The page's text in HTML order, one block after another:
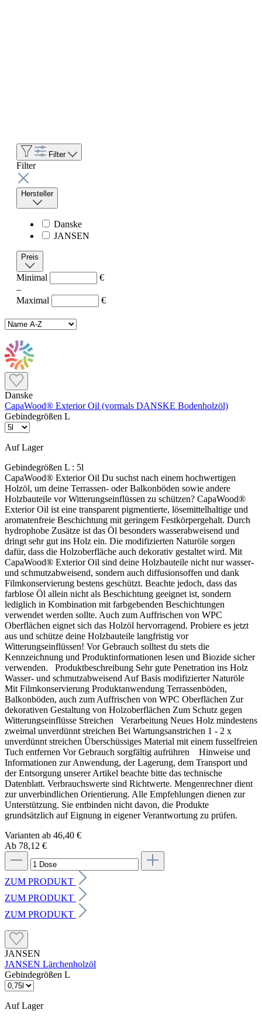
Filter
Filter
Hersteller
Danske
JANSEN
Preis
Minimal
€
–
Maximal
€
Danske
CapaWood® Exterior Oil (vormals DANSKE Bodenholzöl)
Gebindegrößen L
Auf Lager
Gebindegrößen L : 5l
CapaWood® Exterior Oil Du suchst nach einem hochwertigen
Holzöl, um deine Terrassen- oder Balkonböden sowie andere
Holzbauteile vor Witterungseinflüssen zu schützen? CapaWood®
Exterior Oil ist eine transparent pigmentierte, lösemittelhaltige und
aromatenfreie Beschichtung mit geringem Festkörpergehalt. Durch
hydrophobe Zusätze ist das Öl besonders wasserabweisend und
dringt sehr gut ins Holz ein. Die modifizierten Naturöle sorgen
dafür, dass die Holzoberfläche auch dekorativ gestaltet wird. Mit
CapaWood® Exterior Oil sind deine Holzbauteile nicht nur wasser-
und schmutzabweisend, sondern auch diffusionsoffen und dank
Filmkonservierung bestens geschützt. Beachte jedoch, dass das
farblose Öl allein nicht als Beschichtung geeignet ist, sondern
lediglich in Kombination mit farbgebenden Beschichtungen
verwendet werden sollte. Auch zum Auffrischen von WPC
Oberflächen eignet sich das Holzöl hervorragend. Probiere es jetzt
aus und schütze deine Holzbauteile langfristig vor
Witterungseinflüssen! Vor Gebrauch solltest du stets die
Kennzeichnung und Produktinformationen lesen und Biozide sicher
verwenden. Produktbeschreibung Sehr gute Penetration ins Holz
Wasser- und schmutzabweisend Auf Basis modifizierter Naturöle
Mit Filmkonservierung Produktanwendung Terrassenböden,
Balkonböden, auch zum Auffrischen von WPC Oberflächen Zur
dekorativen Gestaltung von Holzoberflächen Zum Schutz gegen
Witterungseinflüsse Streichen Verarbeitung Neues Holz mindestens
zweimal unverdünnt streichen Bei Wartungsanstrichen 1 - 2 x
unverdünnt streichen Überschüssiges Material mit einem fusselfreien
Tuch entfernen Vor Gebrauch sorgfältig aufrühren Hinweise und
Informationen zur Anwendung, der Lagerung, dem Transport und
der Entsorgung unserer Artikel beachte bitte das technische
Datenblatt. Verbrauchswerte sind Richtwerte. Mengenrechner dient
zur unverbindlichen Orientierung. Alle Empfehlungen dienen zur
Unterstützung. Sie entbinden nicht davon, die Produkte
grundsätzlich auf Eignung in eigener Verantwortung zu prüfen.
Varianten ab 46,40 €
Ab 78,12 €
ZUM PRODUKT
ZUM PRODUKT
ZUM PRODUKT
JANSEN
JANSEN Lärchenholzöl
Gebindegrößen L
Auf Lager